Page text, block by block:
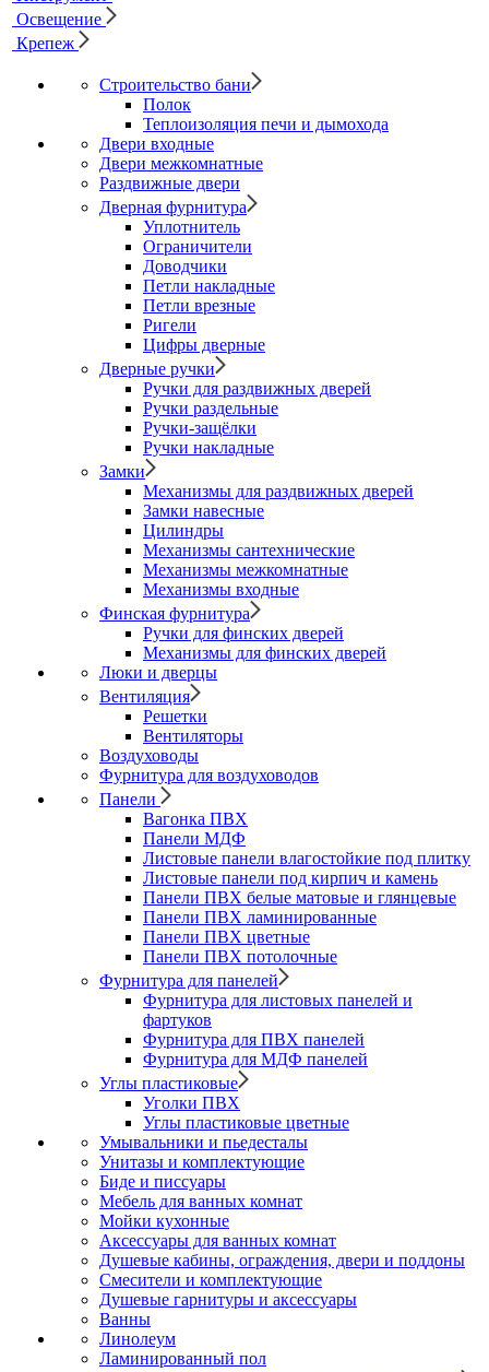
Освещение
Крепеж
Строительство бани
Полок
Теплоизоляция печи и дымохода
Двери входные
Двери межкомнатные
Раздвижные двери
Дверная фурнитура
Уплотнитель
Ограничители
Доводчики
Петли накладные
Петли врезные
Ригели
Цифры дверные
Дверные ручки
Ручки для раздвижных дверей
Ручки раздельные
Ручки-защёлки
Ручки накладные
Замки
Механизмы для раздвижных дверей
Замки навесные
Цилиндры
Механизмы сантехнические
Механизмы межкомнатные
Механизмы входные
Финская фурнитура
Ручки для финских дверей
Механизмы для финских дверей
Люки и дверцы
Вентиляция
Решетки
Вентиляторы
Воздуховоды
Фурнитура для воздуховодов
Панели
Вагонка ПВХ
Панели МДФ
Листовые панели влагостойкие под плитку
Листовые панели под кирпич и камень
Панели ПВХ белые матовые и глянцевые
Панели ПВХ ламинированные
Панели ПВХ цветные
Панели ПВХ потолочные
Фурнитура для панелей
Фурнитура для листовых панелей и
фартуков
Фурнитура для ПВХ панелей
Фурнитура для МДФ панелей
Углы пластиковые
Уголки ПВХ
Углы пластиковые цветные
Умывальники и пьедесталы
Унитазы и комплектующие
Биде и писсуары
Мебель для ванных комнат
Мойки кухонные
Аксессуары для ванных комнат
Душевые кабины, ограждения, двери и поддоны
Смесители и комплектующие
Душевые гарнитуры и аксессуары
Ванны
Линолеум
Ламинированный пол